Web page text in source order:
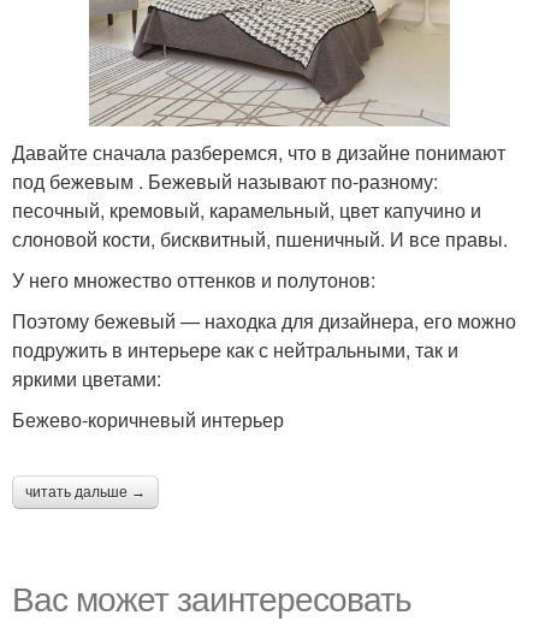
Давайте сначала разберемся, что в дизайне понимают
под бежевым . Бежевый называют по-разному:
песочный, кремовый, карамельный, цвет капучино и
слоновой кости, бисквитный, пшеничный. И все правы.
У него множество оттенков и полутонов:
Поэтому бежевый — находка для дизайнера, его можно
подружить в интерьере как с нейтральными, так и
яркими цветами:
Бежево-коричневый интерьер
читать дальше →
Вас может заинтересовать